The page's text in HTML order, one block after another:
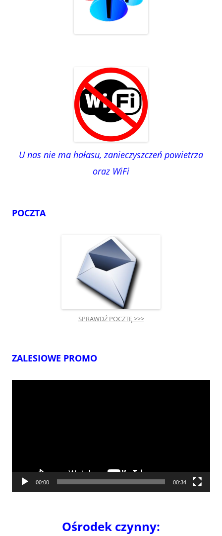
U nas nie ma hałasu, zanieczyszczeń powietrza
oraz WiFi
POCZTA
SPRAWDŹ POCZTĘ >>>
ZALESIOWE PROMO
Odtwarzacz
00:00 00:34
Ośrodek czynny: